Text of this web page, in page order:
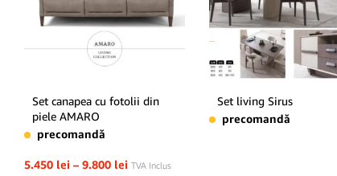
Set canapea cu fotolii din
piele AMARO
precomandă
5.450 lei – 9.800 lei TVA Inclus
Set living Sirus
precomandă